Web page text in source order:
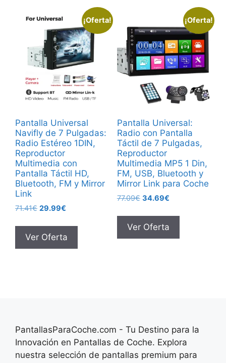
¡Oferta!
Pantalla Universal
Navifly de 7 Pulgadas:
Radio Estéreo 1DIN,
Reproductor
Multimedia con
Pantalla Táctil HD,
Bluetooth, FM y Mirror
Link
71.41€ El
original
era:
71.41€.
29.99€
actual
es:
29.99€.
Ver Oferta
¡Oferta!
Pantalla Universal:
Radio con Pantalla
Táctil de 7 Pulgadas,
Reproductor
Multimedia MP5 1 Din,
FM, USB, Bluetooth y
Mirror Link para Coche
77.09€ El
original
era:
77.09€.
34.69€El
actual
es:
34.69€.
Ver Oferta
PantallasParaCoche.com - Tu Destino para la
Innovación en Pantallas de Coche. Explora
nuestra selección de pantallas premium para